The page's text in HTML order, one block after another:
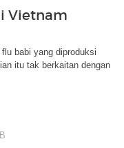
Vietnam
babi yang diproduksi
itu tak berkaitan dengan